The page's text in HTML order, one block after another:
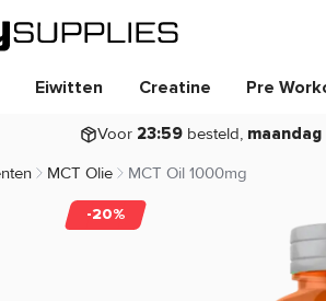
Eiwitten Creatine Pre
Voor 23:59 besteld, maandag
Sportvoeding en Supplementen
MCT Olie MCT Oil 1000mg
-20%